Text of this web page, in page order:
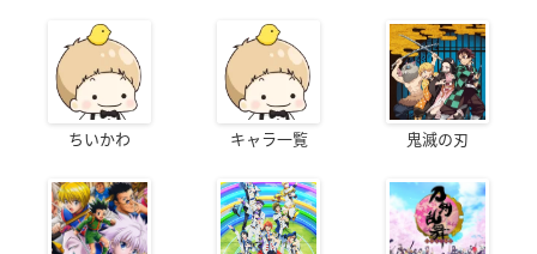
ちいかわ キャラ一覧 鬼滅の刃